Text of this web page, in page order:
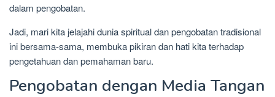
dalam pengobatan.
Jadi, mari kita jelajahi dunia spiritual dan pengobatan tradisional
ini bersama-sama, membuka pikiran dan hati kita terhadap
pengetahuan dan pemahaman baru.
Pengobatan dengan Media Tangan